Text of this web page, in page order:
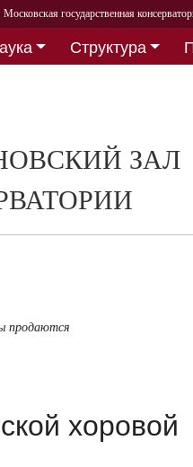
Московская государственная
Структура
ЗАЛ
продаются
хоровой